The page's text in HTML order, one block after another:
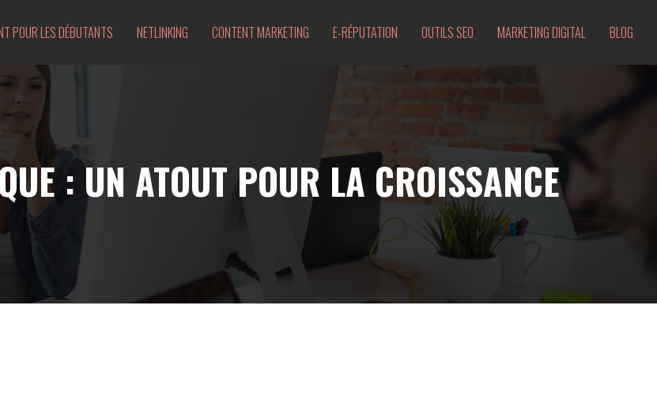
POUR LES DÉBUTANTS NETLINKING CONTENT MARKETING E-RÉPUTATION OUTILS SEO MARKETING DIGITAL BLOG
: UN ATOUT POUR LA CROISSANCE